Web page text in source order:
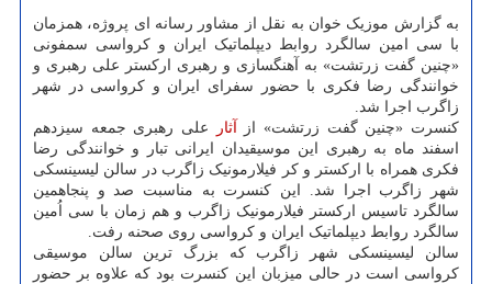
به گزارش موزیک خوان به نقل از مشاور رسانه ای پروژه، همزمان
با سی امین سالگرد روابط دیپلماتیک ایران و کرواسی سمفونی
«چنین گفت زرتشت» به آهنگسازی و رهبری ارکستر علی رهبری و
خوانندگی رضا فکری با حضور سفرای ایران و کرواسی در شهر
زاگرب اجرا شد.
کنسرت «چنین گفت زرتشت» از آثار
علی رهبری جمعه سیزدهم
اسفند ماه به رهبری این موسیقیدان ایرانی تبار و خوانندگی رضا
فکری همراه با ارکستر و کر فیلارمونیک زاگرب در سالن لیسینسکی
شهر زاگرب اجرا شد. این کنسرت به مناسبت صد و پنجاهمین
سالگرد تاسیس ارکستر فیلارمونیک زاگرب و هم زمان با سی اُمین
سالگرد روابط دیپلماتیک ایران و کرواسی روی صحنه رفت.
سالن لیسینسکی شهر زاگرب که بزرگ ترین سالن موسیقی
کرواسی است در حالی میزبان این کنسرت بود که علاوه بر حضور